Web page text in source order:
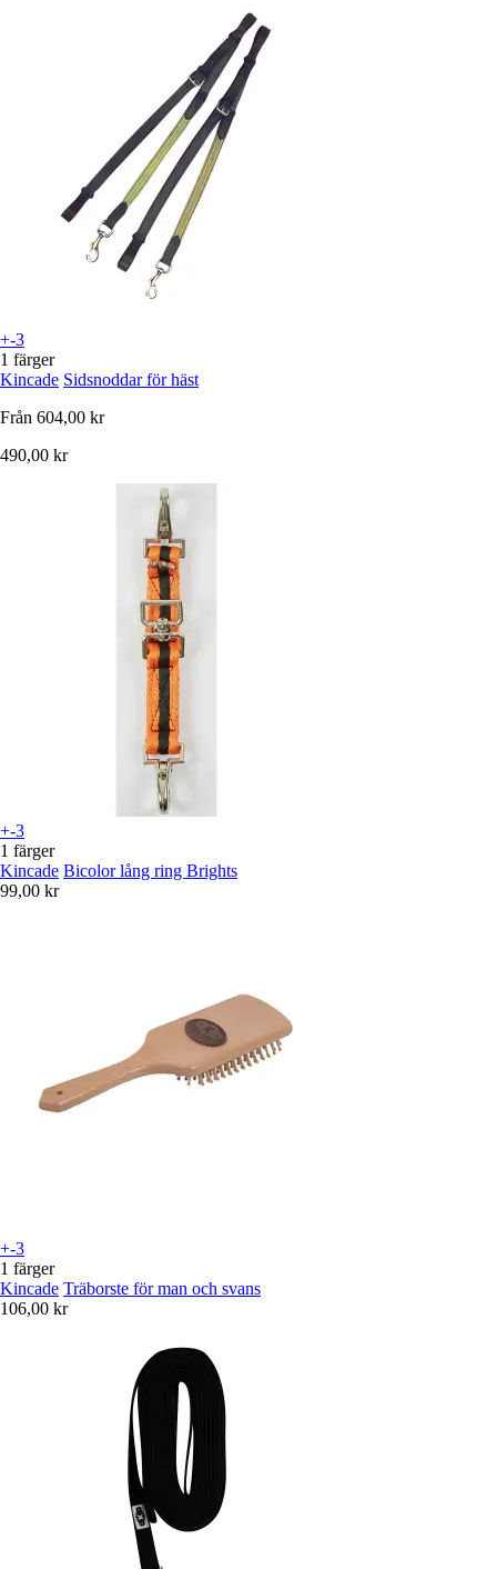
+-3
1 färger
Kincade Sidsnoddar för häst
Från 604,00 kr
490,00 kr
+-3
1 färger
Kincade Bicolor lång ring Brights
99,00 kr
+-3
1 färger
Kincade Träborste för man och svans
106,00 kr